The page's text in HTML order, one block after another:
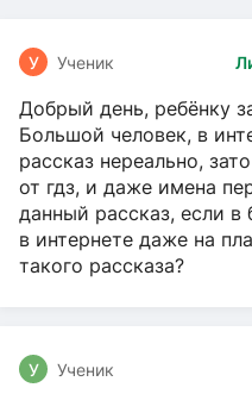
У Ученик
Добрый день, ребёнку
Большой человек, в
рассказ нереально,
от гдз, и даже имена
данный рассказ, если в
в интернете даже на
такого рассказа?
У Ученик